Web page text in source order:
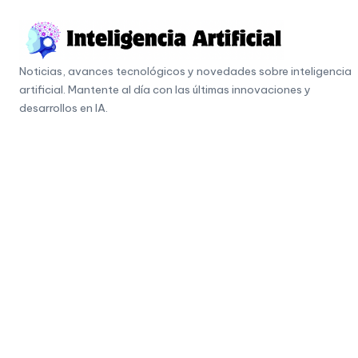
content
I
n
t
Noticias, avances tecnológicos y novedades sobre inteligencia
artificial. Mantente al día con las últimas innovaciones y
desarrollos en IA.